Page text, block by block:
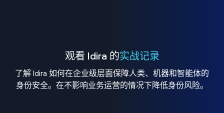
观看 Idira 的实战记录
了解 Idira 如何在企业级层面保障人类、机器和智能体的
身份安全。在不影响业务运营的情况下降低身份风险。